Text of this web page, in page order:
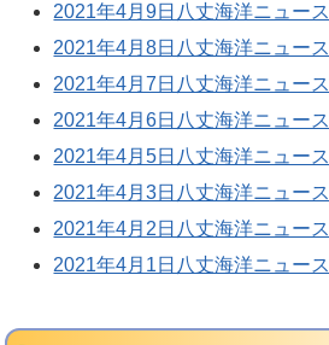
2021年4月9日八丈海洋ニュース
2021年4月8日八丈海洋ニュース
2021年4月7日八丈海洋ニュース
2021年4月6日八丈海洋ニュース
2021年4月5日八丈海洋ニュース
2021年4月3日八丈海洋ニュース
2021年4月2日八丈海洋ニュース
2021年4月1日八丈海洋ニュース